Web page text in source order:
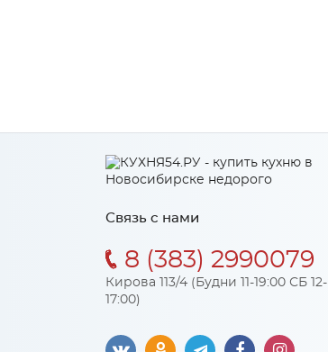
Связь с нами
8 (383) 2990079
Кирова 113/4 (Будни 11-19:00 СБ 12-
17:00)